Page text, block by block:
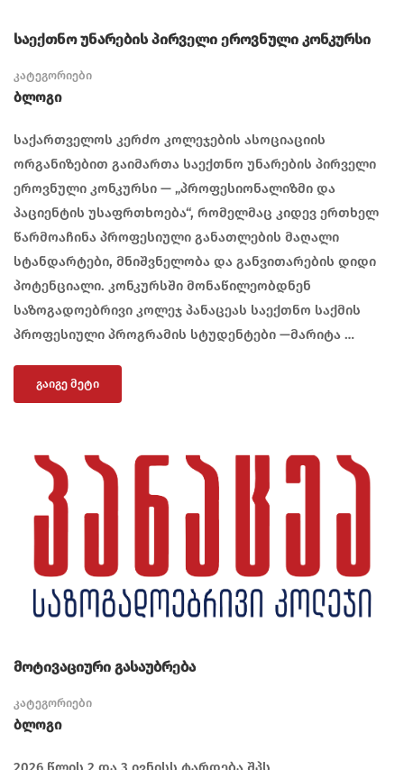
საექთნო უნარების პირველი ეროვნული კონკურსი
კატეგორიები
Ბლოგი
საქართველოს კერძო კოლეჯების ასოციაციის
ორგანიზებით გაიმართა საექთნო უნარების პირველი
ეროვნული კონკურსი — „პროფესიონალიზმი და
პაციენტის უსაფრთხოება“, რომელმაც კიდევ ერთხელ
წარმოაჩინა პროფესიული განათლების მაღალი
სტანდარტები, მნიშვნელობა და განვითარების დიდი
პოტენციალი. კონკურსში მონაწილეობდნენ
საზოგადოებრივი კოლეჯ პანაცეას საექთნო საქმის
პროფესიული პროგრამის სტუდენტები —მარიტა …
ᲒᲐᲘᲒᲔ ᲛᲔᲢᲘ
მოტივაციური გასაუბრება
კატეგორიები
Ბლოგი